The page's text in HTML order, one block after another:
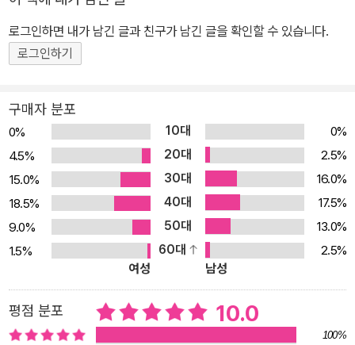
바꿔야 한다. 무엇을 바꿀 것인가? 직원을 바꿀 것인가? 아니면, 사장
으로서 무엇을 바꿀 것인가? 이익을 내고 싶다면 ‘사장의 말투’부터
바꿔라 사업 성패의 80%는 ‘사장의 말투’가 결정한다. 이익을 내는
요인이자, 수많은 차이를 단칼에 좁혀 주는 가장 확실한 돌파구. 그건
바로 ‘사장의 말투’다. “아무리 설명을 해도 이해하지 못합니다.” “의
견이 저와 도무지 일치되지 않습니다.” “제가 지시한 것과는 전혀 다
른 행동을 합니다.” 예외가 없다. 이런 말을 하는 사장이라면 분명 정
체된 회사를 운영하고 있다. 하지만 늦게라도 자신의 문제 상황을 인
식하고 이렇게 타인과 공유하기 시작했다면, 한편으론 이제 곧 성장
하는 회사로 바뀔 준비가 되었다고 볼 수도 있다. 그들에게 이 책은 좋
을 0%로 만드는 말투, 직원이 즉시 업무에 착수하게 만드는 말투, 부
작용 없는 칭찬과 관계악화 없는 질책을 위한 말투, 사장의 골치를 썩
이는 7가지 유형의 직원에게 사용해야 할 말투, 직원들이 제때 제대
로그인하면 내가 남긴 글과 친구가 남긴 글을 확인할 수 있습니다.
로그인하기
구매자 분포
0% 10대
0%
4.5%
20대
2.5%
15.0%
30대
16.0%
18.5%
40대
17.5%
9.0%
50대
13.0%
1.5%
60대
2.5%
여성
남성
평점 분포 10.0
100%